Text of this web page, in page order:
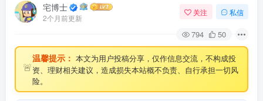
宅博士
2个月前更新
关注 私信
794 50
🚨
温馨提示： 本文为用户投稿分享，仅作信息交流，不构成投
资、理财相关建议，造成损失本站概不负责、自行承担一切风
险。